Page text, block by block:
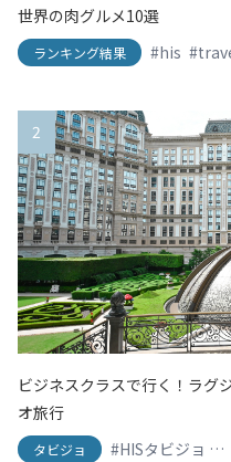
世界の肉グルメ10選
ランキング結果 #his
2
ビジネスクラスで行く！ラグ
オ旅行
タビジョ #HISタビジョ